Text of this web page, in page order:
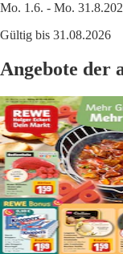
Mo. 1.6. - Mo.
Gültig bis 31.08.2026
Angebote der